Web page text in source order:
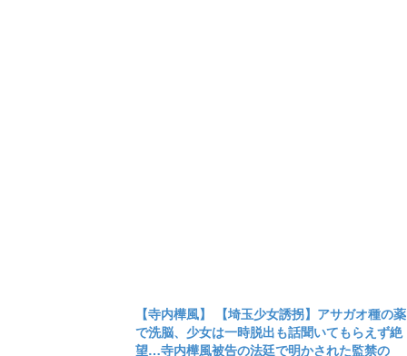
【寺内樺風】 【埼玉少女誘拐】アサガオ種の薬
で洗脳、少女は一時脱出も話聞いてもらえず絶
望…寺内樺風被告の法廷で明かされた監禁の